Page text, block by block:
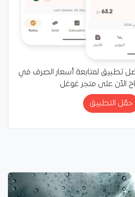
تطبيق لمتابعة أسعار الصرف في
الآن على متجر غوغل
حمّل التطبيق